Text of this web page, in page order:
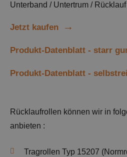
Unterband / Untertrum /
Jetzt kaufen
Produkt-Datenblatt - starr
Produkt-Datenblatt -
Rücklaufrollen können wir in
anbieten :
Tragrollen Typ 15207